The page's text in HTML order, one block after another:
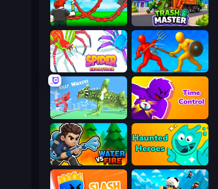
Build a Rollercoaster: Simulator Trash Master
Spider Evolution: Runner Game Epic Sword Battle! Fight in Arena
Silly Walkers Time Control!
Water vs Fire Haunted Heroes